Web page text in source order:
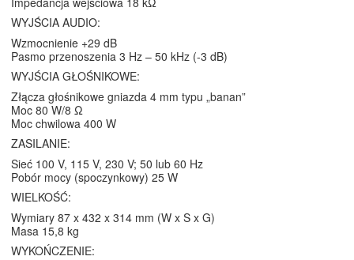
WYJŚCIA AUDIO:
Wzmocnienie +29 dB
Pasmo przenoszenia 3 Hz – 50 kHz (-3 dB)
WYJŚCIA GŁOŚNIKOWE:
Złącza głośnikowe gniazda 4 mm typu „banan”
Moc 80 W/8 Ω
Moc chwilowa 400 W
ZASILANIE:
Sieć 100 V, 115 V, 230 V; 50 lub 60 Hz
Pobór mocy (spoczynkowy) 25 W
WIELKOŚĆ:
Wymiary 87 x 432 x 314 mm (W x S x G)
Masa 15,8 kg
WYKOŃCZENIE: